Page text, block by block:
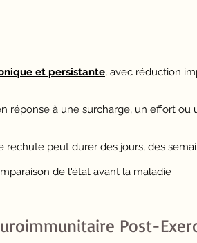
et persistante, avec réduction
réponse à une surcharge, un effort ou
rechute peut durer des jours, des
de l'état avant la maladie
Post-